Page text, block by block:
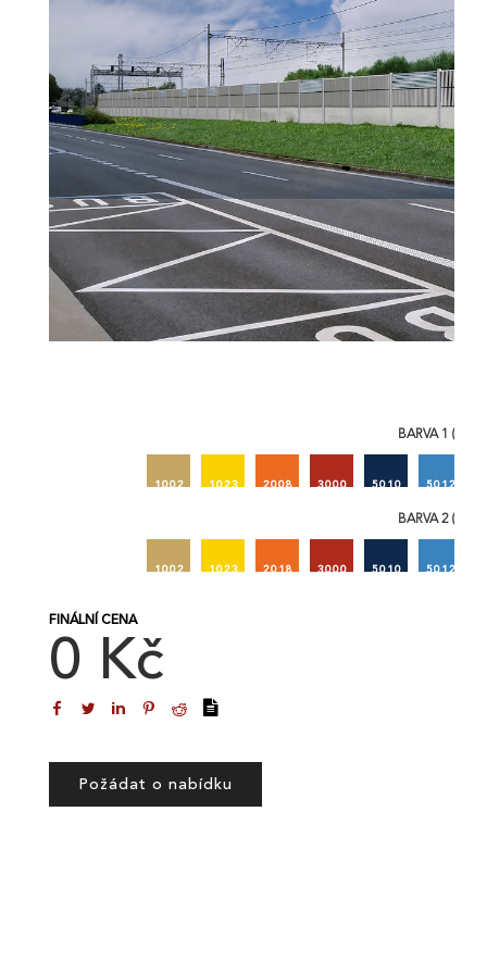
BARVA 1 (RAL)
1002 1023 2008 3000 5010 5012
BARVA 2 (RAL)
1002 1023 2018 3000 5010 5012
FINÁLNÍ CENA
0 Kč
Požádat o nabídku